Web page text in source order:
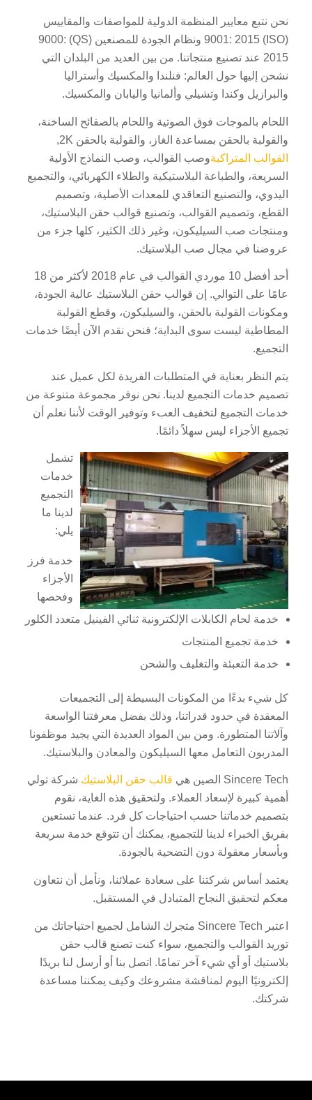
نحن نتبع معايير المنظمة الدولية للمواصفات والمقاييس
(ISO) 9001: 2015 ونظام الجودة للمصنعين (QS) 9000:
2015 عند تصنيع منتجاتنا. من بين العديد من البلدان التي
نشحن إليها حول العالم: فنلندا والمكسيك وأستراليا
والبرازيل وكندا وتشيلي وألمانيا واليابان والمكسيك.
اللحام بالموجات فوق الصوتية واللحام بالصفائح الساخنة،
والقولبة بالحقن بمساعدة الغاز، والقولبة بالحقن 2K,
القوالب المتراكبةوصب القوالب، وصب النماذج الأولية
السريعة، والطباعة البلاستيكية والطلاء الكهربائي، والتجميع
اليدوي، والتصنيع التعاقدي للمعدات الأصلية، وتصميم
القطع، وتصميم القوالب، وتصنيع قوالب حقن البلاستيك،
ومنتجات صب السيليكون، وغير ذلك الكثير، كلها جزء من
عروضنا في مجال صب البلاستيك.
أحد أفضل 10 موردي القوالب في عام 2018 لأكثر من 18
عامًا على التوالي. إن قوالب حقن البلاستيك عالية الجودة،
ومكونات القولبة بالحقن، والسيليكون، وقطع القولبة
المطاطية ليست سوى البداية؛ فنحن نقدم الآن أيضًا خدمات
التجميع.
يتم النظر بعناية في المتطلبات الفريدة لكل عميل عند
تصميم خدمات التجميع لدينا. نحن نوفر مجموعة متنوعة من
خدمات التجميع لتخفيف العبء وتوفير الوقت لأننا نعلم أن
تجميع الأجزاء ليس سهلاً دائمًا.
تشمل
خدمات
التجميع
لدينا ما
يلي:
خدمة فرز
الأجزاء
وفحصها
خدمة لحام الكابلات الإلكترونية ثنائي الفينيل متعدد الكلور
خدمة تجميع المنتجات
خدمة التعبئة والتغليف والشحن
كل شيء بدءًا من المكونات البسيطة إلى التجميعات
المعقدة في حدود قدراتنا، وذلك بفضل معرفتنا الواسعة
وآلاتنا المتطورة. ومن بين المواد العديدة التي يجيد موظفونا
المدربون التعامل معها السيليكون والمعادن والبلاستيك.
Sincere Tech الصين هي قالب حقن البلاستيك شركة تولي
أهمية كبيرة لإسعاد العملاء. ولتحقيق هذه الغاية، نقوم
بتصميم خدماتنا حسب احتياجات كل فرد. عندما تستعين
بفريق الخبراء لدينا للتجميع، يمكنك أن تتوقع خدمة سريعة
وبأسعار معقولة دون التضحية بالجودة.
يعتمد أساس شركتنا على سعادة عملائنا، ونأمل أن نتعاون
معكم لتحقيق النجاح المتبادل في المستقبل.
اعتبر Sincere Tech متجرك الشامل لجميع احتياجاتك من
توريد القوالب والتجميع، سواء كنت تصنع قالب حقن
بلاستيك أو أي شيء آخر تمامًا. اتصل بنا أو أرسل لنا بريدًا
إلكترونيًا اليوم لمناقشة مشروعك وكيف يمكننا مساعدة
شركتك.